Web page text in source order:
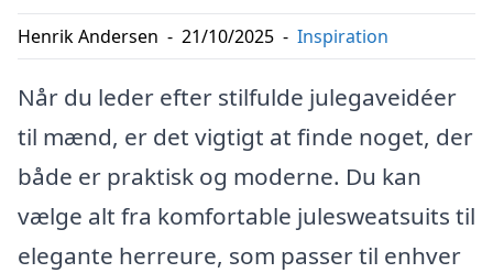
Henrik Andersen - 21/10/2025 - Inspiration
Når du leder efter stilfulde julegaveidéer
til mænd, er det vigtigt at finde noget, der
både er praktisk og moderne. Du kan
vælge alt fra komfortable julesweatsuits til
elegante herreure, som passer til enhver